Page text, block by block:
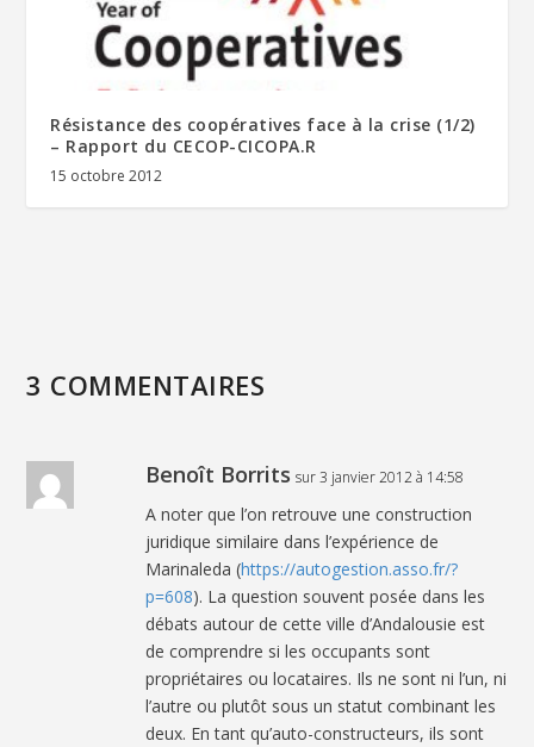
Résistance des coopératives face à la crise (1/2)
– Rapport du CECOP-CICOPA.R
15 octobre 2012
3 COMMENTAIRES
Benoît Borrits sur 3 janvier 2012 à 14:58
A noter que l’on retrouve une construction
juridique similaire dans l’expérience de
Marinaleda (https://autogestion.asso.fr/?
p=608). La question souvent posée dans les
débats autour de cette ville d’Andalousie est
de comprendre si les occupants sont
propriétaires ou locataires. Ils ne sont ni l’un, ni
l’autre ou plutôt sous un statut combinant les
deux. En tant qu’auto-constructeurs, ils sont